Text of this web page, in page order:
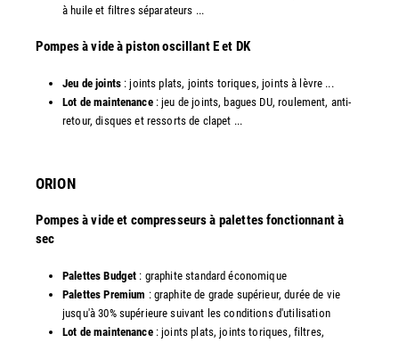
à huile et filtres séparateurs ...
​Pompes à vide à piston oscillant E et DK
Jeu de joints: joints plats, joints toriques, joints à lèvre ...
Lot de maintenance: jeu de joints, bagues DU, roulement, anti-
retour, disques et ressorts de clapet ...​
ORION
Pompes à vide et compresseurs à palettes fonctionnant à
sec
Palettes Budget : graphite standard économique
Palettes Premium : graphite de grade supérieur, durée de vie
jusqu'à 30% supérieure suivant les conditions d'utilisation
Lot de maintenance: joints plats, joints toriques, filtres,